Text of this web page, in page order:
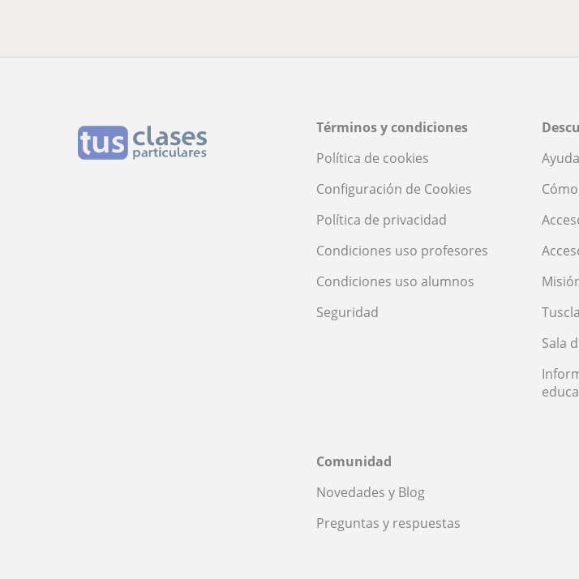
Términos y condiciones
Política de cookies
Configuración de Cookies
Política de privacidad
Condiciones uso profesores
Condiciones uso alumnos
Seguridad
Ayuda
Sala
Comunidad
Novedades y Blog
Preguntas y respuestas